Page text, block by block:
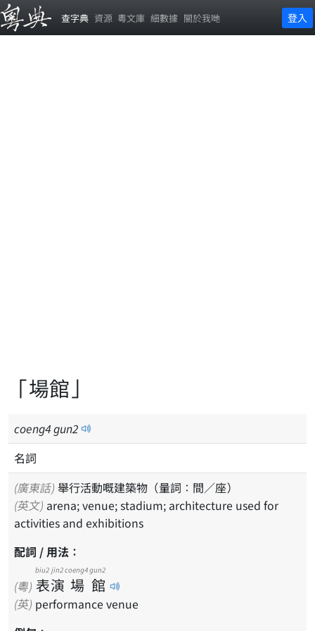
查字典 資源 粵文庫 細數據 關於我哋 登入
「場館」
coeng4gun2
名詞
(廣東話) 舉行活動嘅建築物（量詞：間／座）
(英文)
activities and exhibitions
配詞 / 用法：
(粵) 表
biu2
演
jin2
場
coeng4
館
gun2
(英) performance venue